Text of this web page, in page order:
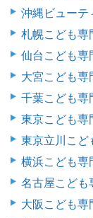
沖縄ビューテ
札幌こども専
仙台こども専
大宮こども専
千葉こども専
東京こども専
東京立川こど
横浜こども専
名古屋こども
大阪こども専